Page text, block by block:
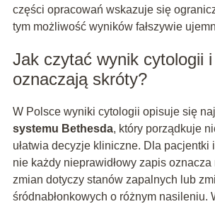
części opracowań wskazuje się
tym możliwość wyników fałszywie
Jak czytać wynik cytologii
oznaczają skróty?
W Polsce wyniki cytologii opisuje się
systemu Bethesda, który porządkuje
ułatwia decyzje kliniczne. Dla pacjentki
nie każdy nieprawidłowy zapis
zmian dotyczy stanów zapalnych lub
śródnabłonkowych o różnym nasileniu.